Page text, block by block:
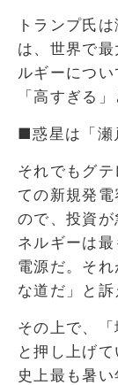
トランプ氏
は、世界で
ルギーにつ
「高すぎる
■惑星は「瀬
それでもグ
ての新規発
ので、投資
ネルギーは
電源だ。そ
な道だ」と訴
その上で、
と押し上げ
史上最も暑